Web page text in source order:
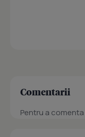
Comentarii
Pentru a